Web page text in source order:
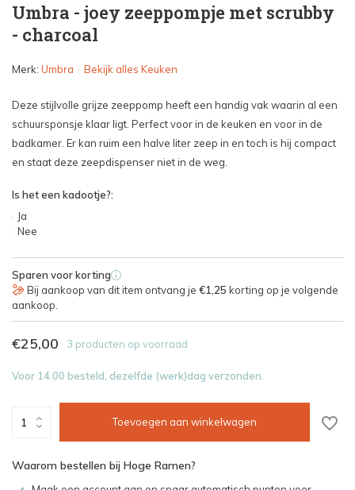
Umbra - joey zeeppompje met scrubby
- charcoal
Merk: Umbra Bekijk alles Keuken
Deze stijlvolle grijze zeeppomp heeft een handig vak waarin al een
schuursponsje klaar ligt. Perfect voor in de keuken en voor in de
badkamer. Er kan ruim een halve liter zeep in en toch is hij compact
en staat deze zeepdispenser niet in de weg.
Is het een kadootje?:
Ja
Nee
Sparen voor korting i
Bij aankoop van dit item ontvang je €1,25 korting op je volgende
aankoop.
€25,00 3 producten op voorraad
Voor 14.00 besteld, dezelfde (werk)dag verzonden.
Toevoegen aan winkelwagen
Waarom bestellen bij Hoge Ramen?